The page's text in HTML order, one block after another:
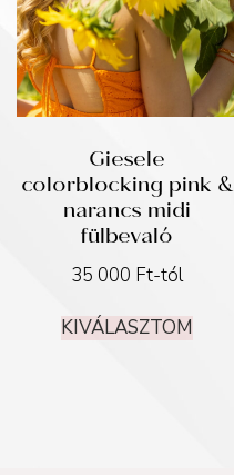
Giesele
colorblocking pink &
narancs midi
fülbevaló
35 000 Ft-tól
KIVÁLASZTOM